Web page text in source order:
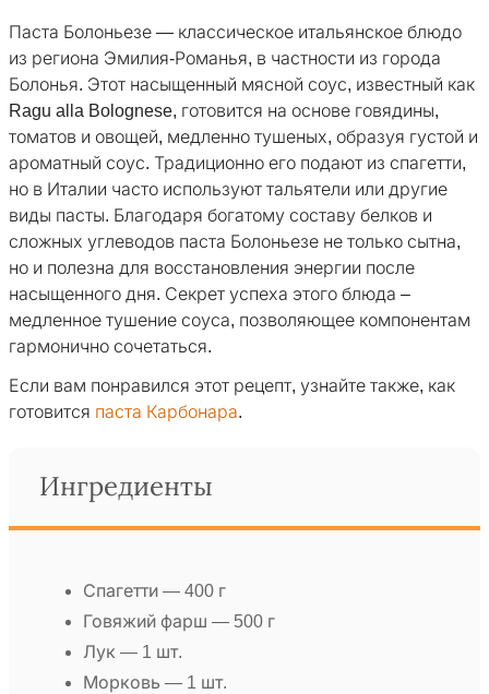
Паста Болоньезе — классическое итальянское блюдо
из региона Эмилия-Романья, в частности из города
Болонья. Этот насыщенный мясной соус, известный как
Ragu alla Bolognese, готовится на основе говядины,
томатов и овощей, медленно тушеных, образуя густой и
ароматный соус. Традиционно его подают из спагетти,
но в Италии часто используют тальятели или другие
виды пасты. Благодаря богатому составу белков и
сложных углеводов паста Болоньезе не только сытна,
но и полезна для восстановления энергии после
насыщенного дня. Секрет успеха этого блюда –
медленное тушение соуса, позволяющее компонентам
гармонично сочетаться.
Если вам понравился этот рецепт, узнайте также, как
готовится паста Карбонара.
Ингредиенты
Спагетти — 400 г
Говяжий фарш — 500 г
Лук — 1 шт.
Морковь — 1 шт.